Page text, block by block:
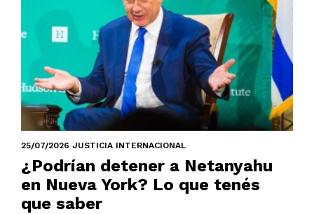
25/07/2026 JUSTICIA INTERNACIONAL
¿Podrían detener a Netanyahu
en Nueva York? Lo que tenés
que saber